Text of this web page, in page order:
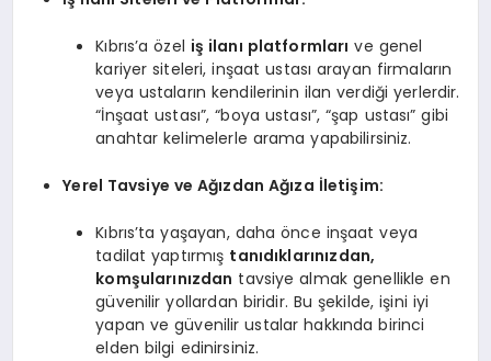
Kıbrıs’a özel iş ilanı platformları ve genel
kariyer siteleri, inşaat ustası arayan firmaların
veya ustaların kendilerinin ilan verdiği yerlerdir.
“İnşaat ustası”, “boya ustası”, “şap ustası” gibi
anahtar kelimelerle arama yapabilirsiniz.
Yerel Tavsiye ve Ağızdan Ağıza İletişim:
Kıbrıs’ta yaşayan, daha önce inşaat veya
tadilat yaptırmış tanıdıklarınızdan,
komşularınızdan tavsiye almak genellikle en
güvenilir yollardan biridir. Bu şekilde, işini iyi
yapan ve güvenilir ustalar hakkında birinci
elden bilgi edinirsiniz.